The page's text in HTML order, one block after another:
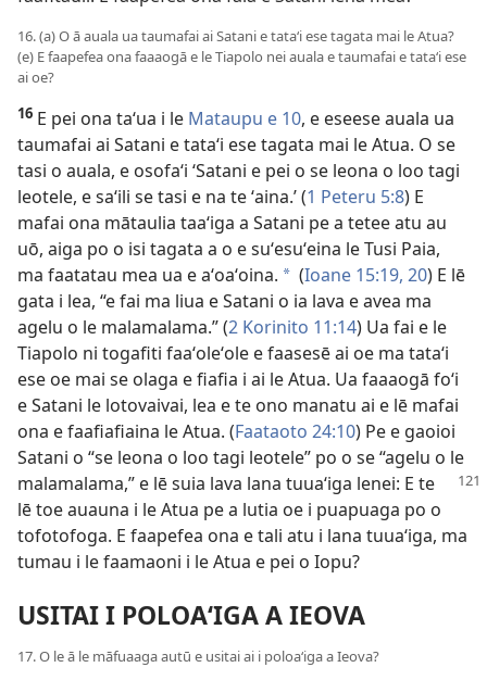
16. (a) O ā auala ua taumafai ai Satani e tataʻi ese tagata mai le Atua?
(e) E faapefea ona faaaogā e le Tiapolo nei auala e taumafai e tataʻi ese
ai oe?
16 E pei ona taʻua i le Mataupu e 10, e eseese auala ua
taumafai ai Satani e tataʻi ese tagata mai le Atua. O se
tasi o auala, e osofaʻi ʻSatani e pei o se leona o loo tagi
leotele, e saʻili se tasi e na te ʻaina.’ (1 Peteru 5:8) E
mafai ona mātaulia taaʻiga a Satani pe a tetee atu au
uō, aiga po o isi tagata a o e suʻesuʻeina le Tusi Paia,
ma faatatau mea ua e aʻoaʻoina. a (Ioane 15:19, 20) E lē
gata i lea, “e fai ma liua e Satani o ia lava e avea ma
agelu o le malamalama.” (2 Korinito 11:14) Ua fai e le
Tiapolo ni togafiti faaʻoleʻole e faasesē ai oe ma tataʻi
ese oe mai se olaga e fiafia i ai le Atua. Ua faaaogā foʻi
e Satani le lotovaivai, lea e te ono manatu ai e lē mafai
ona e faafiafiaina le Atua. (Faataoto 24:10) Pe e gaoioi
Satani o “se leona o loo tagi leotele” po o se “agelu o le
malamalama,” e lē suia lava lana tuuaʻiga lenei: E te
lē toe auauna i le Atua pe a lutia oe i puapuaga po o
tofotofoga. E faapefea ona e tali atu i lana tuuaʻiga, ma
tumau i le faamaoni i le Atua e pei o Iopu?
USITAI I POLOAʻIGA A IEOVA
17. O le ā le māfuaaga autū e usitai ai i poloaʻiga a Ieova?